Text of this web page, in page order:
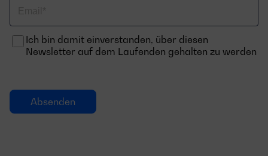
Ich bin damit einverstanden, über diesen
Newsletter auf dem Laufenden gehalten zu werden